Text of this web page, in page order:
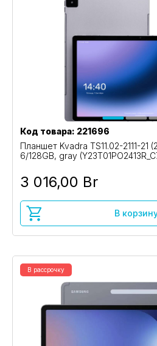
Код товара: 221696
Планшет Kvadra TS11.02-2111-21
6/128GB, gray
3 016,00 Br
В
В рассрочку